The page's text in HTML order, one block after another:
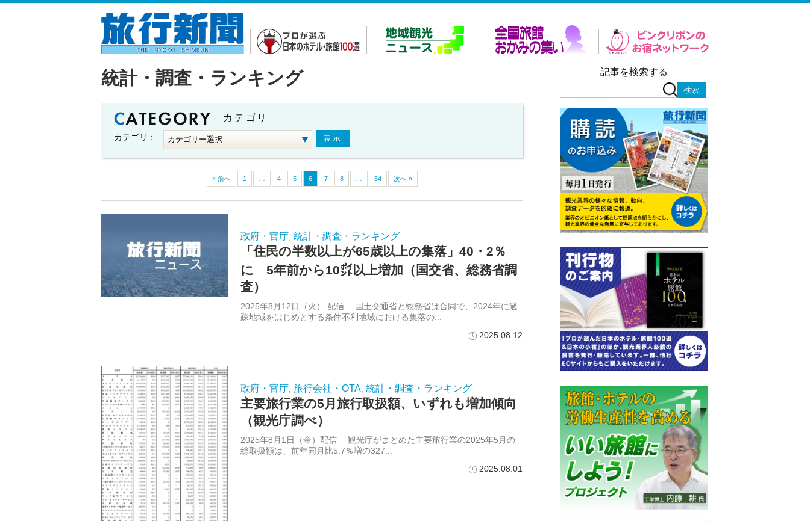
統計・調査・ランキング
カテゴリ
カテゴリ：
« 前へ 1 4 5 6 7 8 54 次へ »
政府・官庁 統計・調査・ランキング
「住民の半数以上が65歳以上の集落」40・2％
に 5年前から10㌽以上増加（国交省、総務省調
査）
2025年8月12日（火） 配信 国土交通省と総務省は合同で、2024年に過
疎地域をはじめとする条件不利地域における集落の...
2025.08.12
政府・官庁, 旅行会社・OTA, 統計・調査・ランキング
主要旅行業の5月旅行取扱額、いずれも増加傾向
（観光庁調べ）
2025年8月1日（金）配信 観光庁がまとめた主要旅行業の2025年5月の
総取扱額は、前年同月比5.7％増の327...
2025.08.01
記事を検索する